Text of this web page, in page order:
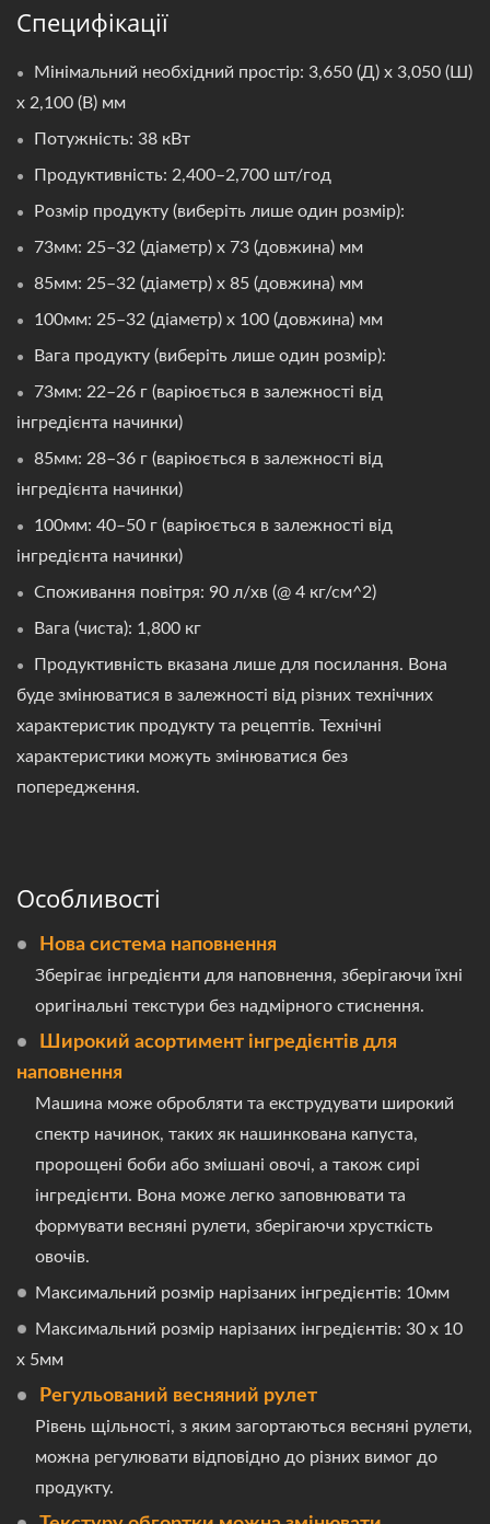
Специфікації
Мінімальний необхідний простір: 3,650 (Д) x 3,050 (Ш)
x 2,100 (В) мм
Потужність: 38 кВт
Продуктивність: 2,400–2,700 шт/год
Розмір продукту (виберіть лише один розмір):
73мм: 25–32 (діаметр) x 73 (довжина) мм
85мм: 25–32 (діаметр) x 85 (довжина) мм
100мм: 25–32 (діаметр) x 100 (довжина) мм
Вага продукту (виберіть лише один розмір):
73мм: 22–26 г (варіюється в залежності від
інгредієнта начинки)
85мм: 28–36 г (варіюється в залежності від
інгредієнта начинки)
100мм: 40–50 г (варіюється в залежності від
інгредієнта начинки)
Споживання повітря: 90 л/хв (@ 4 кг/см^2)
Вага (чиста): 1,800 кг
Продуктивність вказана лише для посилання. Вона
буде змінюватися в залежності від різних технічних
характеристик продукту та рецептів. Технічні
характеристики можуть змінюватися без
попередження.
Особливості
Нова система наповнення
Зберігає інгредієнти для наповнення, зберігаючи їхні
оригінальні текстури без надмірного стиснення.
Широкий асортимент інгредієнтів для
наповнення
Машина може обробляти та екструдувати широкий
спектр начинок, таких як нашинкована капуста,
пророщені боби або змішані овочі, а також сирі
інгредієнти. Вона може легко заповнювати та
формувати весняні рулети, зберігаючи хрусткість
овочів.
Максимальний розмір нарізаних інгредієнтів: 10мм
Максимальний розмір нарізаних інгредієнтів: 30 x 10
x 5мм
Регульований весняний рулет
Рівень щільності, з яким загортаються весняні рулети,
можна регулювати відповідно до різних вимог до
продукту.